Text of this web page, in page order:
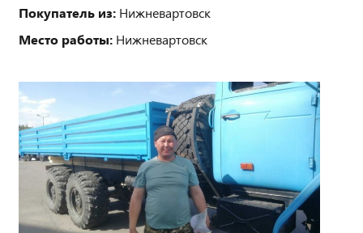
Покупатель из: Нижневартовск
Место работы: Нижневартовск